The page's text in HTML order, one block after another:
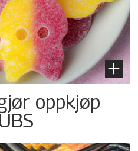
oppkjøp